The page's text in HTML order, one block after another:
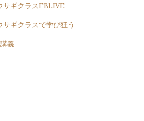
サギクラスFBLIVE
ギクラスで学び狂う
義